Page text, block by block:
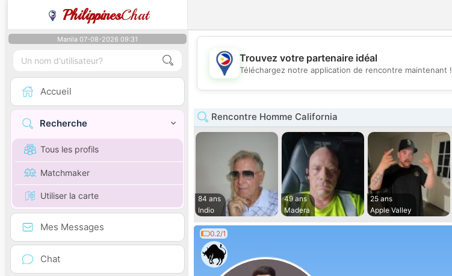
PhilippinesChat
Manila 07-08-2026 09:31
Accueil
Recherche
Tous les profils
Matchmaker
Utiliser la carte
Mes Messages
Chat
💖
💕
Trouvez votre partenaire idéal
Téléchargez notre application de rencontre maintenant !
Rencontre Homme California
84 ans
Indio
49 ans
Madera
25 ans
Apple Valley
0.2/1